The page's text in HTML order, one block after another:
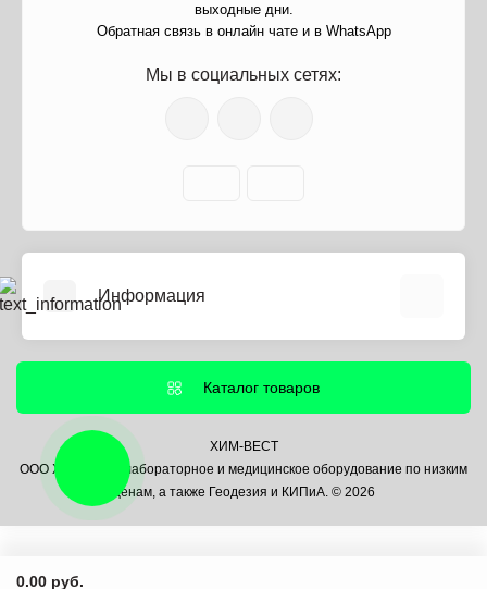
0.00 руб.
выходные дни.
Обратная связь в онлайн чате и в WhatsApp
Мы в социальных сетях:
Информация
Информация о доставке
Политика безопасности
Условия соглашения
Контакты
Связаться с нами
Каталог товаров
ХИМ-ВЕСТ
ООО ХИМ-ВЕСТ лабораторное и медицинское оборудование по низким
ценам, а также Геодезия и КИПиА. © 2026